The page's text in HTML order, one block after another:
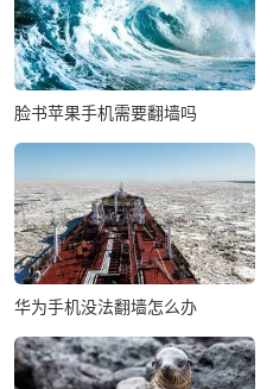
脸书苹果手机需要翻墙吗
华为手机没法翻墙怎么办